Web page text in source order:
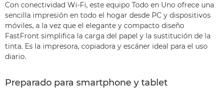
Con conectividad Wi-Fi, este equipo Todo en Uno ofrece una
sencilla impresión en todo el hogar desde PC y dispositivos
móviles, a la vez que el elegante y compacto diseño
FastFront simplifica la carga del papel y la sustitución de la
tinta. Es la impresora, copiadora y escáner ideal para el uso
diario.
Preparado para smartphone y tablet